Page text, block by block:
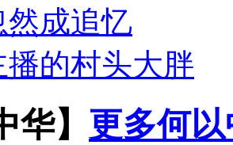
然成追忆
播的村头大胖
华】 更多何